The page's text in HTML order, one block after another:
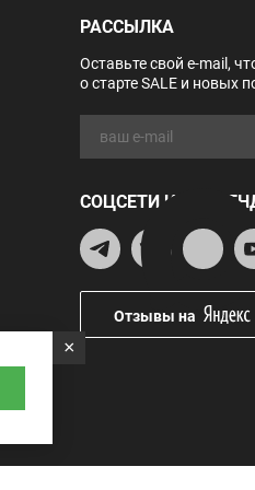
РАССЫЛКА
Оставьте свой e-mail,
о старте SALE и новых
СОЦСЕТИ И
Отзывы на
×